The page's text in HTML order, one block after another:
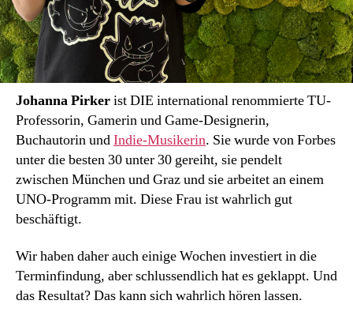
Johanna Pirkerist DIE international renommierte TU-
Professorin, Gamerin und Game-Designerin,
Buchautorin undIndie-Musikerin. Sie wurde von Forbes
unter die besten 30 unter 30 gereiht, sie pendelt
zwischen München und Graz und sie arbeitet an einem
UNO-Programm mit. Diese Frau ist wahrlich gut
beschäftigt.
Wir haben daher auch einige Wochen investiert in die
Terminfindung, aber schlussendlich hat es geklappt. Und
das Resultat? Das kann sich wahrlich hören lassen.